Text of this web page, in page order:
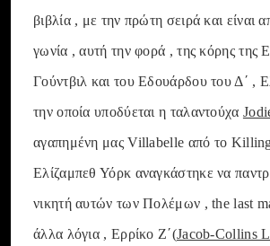
βιβλία , με την πρώτη σειρά και είναι
γωνία , αυτή την φορά , της κόρης της
Γούντβιλ και του Εδουάρδου του Δ΄ ,
την οποία υποδύεται η ταλαντούχα
αγαπημένη μας Villabelle από το
Ελίζαμπεθ Υόρκ αναγκάστηκε να
νικητή αυτών των Πολέμων , the last
άλλα λόγια , Ερρίκο Ζ΄(Jacob-Collins